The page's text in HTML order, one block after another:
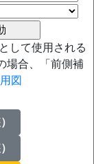
して使用される
場合、「前側補
図